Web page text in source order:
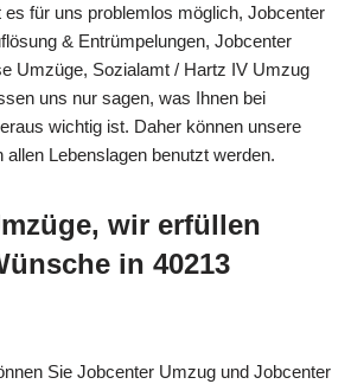
es für uns problemlos möglich, Jobcenter
& Entrümpelungen, Jobcenter
Umzüge, Sozialamt / Hartz IV Umzug
uns nur sagen, was Ihnen bei
wichtig ist. Daher können unsere
Lebenslagen benutzt werden.
wir erfüllen
in 40213
Sie Jobcenter Umzug und Jobcenter